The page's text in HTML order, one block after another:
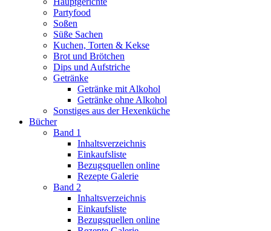
Partyfood
Soßen
Süße Sachen
Kuchen, Torten & Kekse
Brot und Brötchen
Dips und Aufstriche
Getränke
Getränke mit Alkohol
Getränke ohne Alkohol
Sonstiges aus der Hexenküche
Bücher
Band 1
Inhaltsverzeichnis
Einkaufsliste
Bezugsquellen online
Rezepte Galerie
Band 2
Inhaltsverzeichnis
Einkaufsliste
Bezugsquellen online